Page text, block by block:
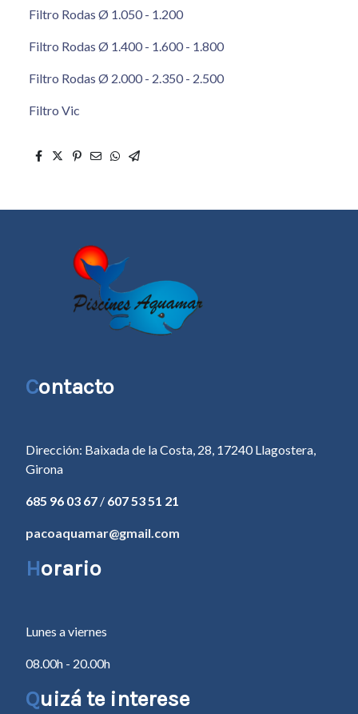
Filtro Rodas Ø 1.050 - 1.200
Filtro Rodas Ø 1.400 - 1.600 - 1.800
Filtro Rodas Ø 2.000 - 2.350 - 2.500
Filtro Vic
Contacto
Dirección: Baixada de la Costa, 28, 17240 Llagostera,
Girona
685 96 03 67 / 607 53 51 21
pacoaquamar@gmail.com
Horario
Lunes a viernes
08.00h - 20.00h
Quizá te interese